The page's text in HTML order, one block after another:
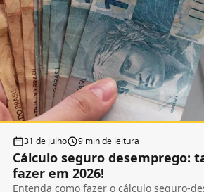
31 de julho 9 min de leitura
Cálculo seguro desemprego:
fazer em 2026!
Entenda como fazer o cálculo seguro-